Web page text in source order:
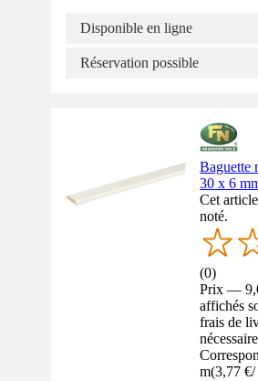
Disponible en ligne
Réservation possible
Baguette
30 x 6
Cet
noté.
(0)
Prix —
affichés
frais de
m(3,77 €/